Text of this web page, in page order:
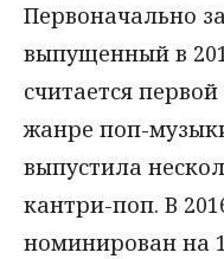
Первоначально
выпущенный в
считается
жанре поп-
выпустила
кантри-поп. В
номинирован на